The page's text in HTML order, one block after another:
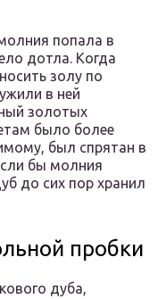
попала в
дотла. Когда
золу по
в ней
золотых
было более
был спрятан в
бы молния
до сих пор хранил
пробки
дуба,